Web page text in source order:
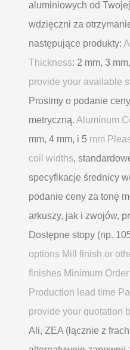
aluminiowych od
wdzięczni za
następujące produkty:
Thickness: 2 mm, 3
provide your available
Prosimy o podanie
metryczną. Aluminum
mm, 4 mm, i 5 mm
coil widths,
specyfikacje średnicy
podanie ceny za tonę
arkuszy, jak i zwojów,
Dostępne stopy (np.
options Mill finish or
finishes Minimum
Production lead time
provide your quotation
Ali, ZEA (łącznie z